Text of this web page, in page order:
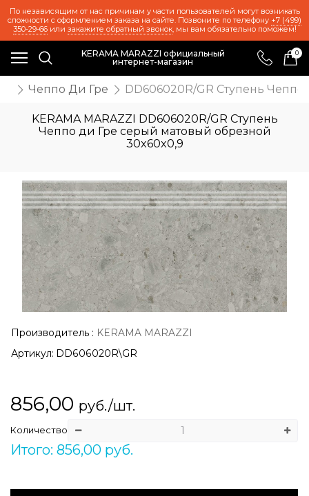
По независящим от нас причинам у части пользователей могут возникать
сложности с оформлением заказа на сайте. Позвоните по телефону +7 (499)
350-29-66или закажите обратный звонок, мы вам обязательно поможем!
KERAMA MARAZZI официальный
интернет-магазин
0
Чеппо Ди Гре DD606020R/GR Ступень
KERAMA MARAZZI DD606020R/GR Ступень
Чеппо ди Гре серый матовый обрезной
30x60x0,9
Производитель : KERAMA MARAZZI
Артикул: DD606020R\GR
856,00 руб./шт.
Количество
Итого: 856,00 руб.